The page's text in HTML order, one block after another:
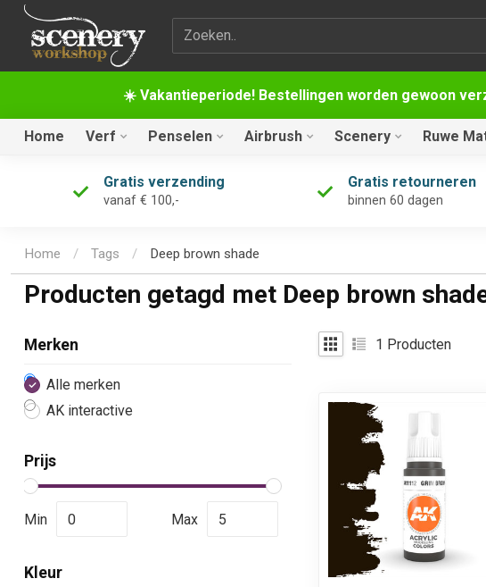
☀️ Vakantieperiode! Bestellingen worden gewoon
Zoekterm
Home Verf Penselen Airbrush Scenery Ruwe
Gratis verzending
vanaf € 100,-
Gratis retourneren
binnen 60 dagen
Home / Tags / Deep brown shade
Producten getagd met Deep brown
Merken
Alle merken
AK interactive
Kleur
Prijs
Min Max
1 Producten